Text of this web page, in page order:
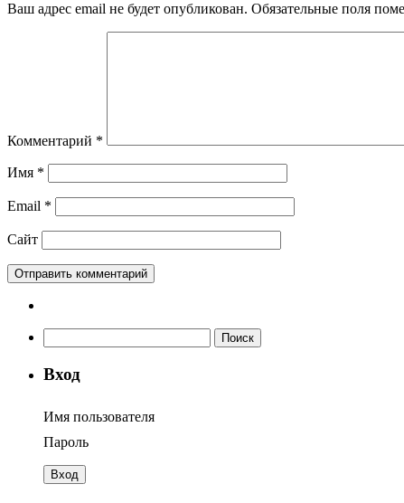
Ваш адрес email не будет опубликован. Обязательные поля
Комментарий *
Имя *
Email *
Сайт
Вход
Имя пользователя
Пароль